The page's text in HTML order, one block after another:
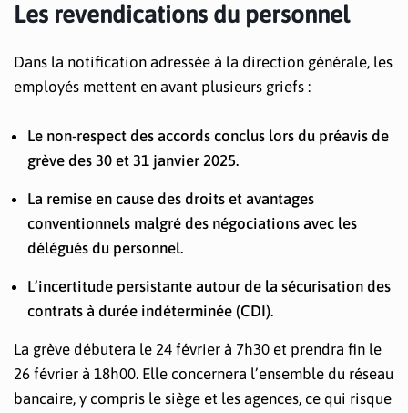
Les revendications du personnel
Dans la notification adressée à la direction générale, les
employés mettent en avant plusieurs griefs :
Le non-respect des accords conclus lors du préavis de
grève des 30 et 31 janvier 2025.
La remise en cause des droits et avantages
conventionnels malgré des négociations avec les
délégués du personnel.
L’incertitude persistante autour de la sécurisation des
contrats à durée indéterminée (CDI).
La grève débutera le 24 février à 7h30 et prendra fin le
26 février à 18h00. Elle concernera l’ensemble du réseau
bancaire, y compris le siège et les agences, ce qui risque